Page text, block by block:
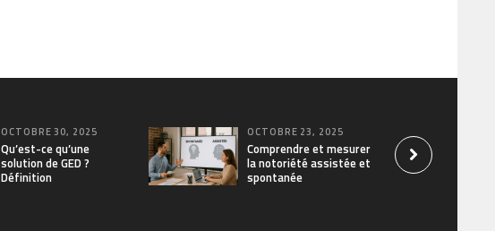
OCTOBRE 30, 2025
Qu’est-ce qu’une
solution de GED ?
Définition
OCTOBRE 23, 2025
Comprendre et mesurer
la notoriété assistée et
spontanée